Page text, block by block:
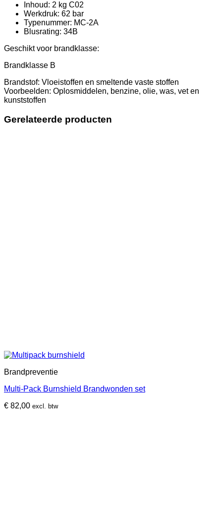
Inhoud: 2 kg C02
Werkdruk: 62 bar
Typenummer: MC-2A
Blusrating: 34B
Geschikt voor brandklasse:
Brandklasse B
Brandstof: Vloeistoffen en smeltende vaste stoffen
Voorbeelden: Oplosmiddelen, benzine, olie, was, vet en
kunststoffen
Gerelateerde producten
Brandpreventie
Multi-Pack Burnshield Brandwonden set
€ 82,00 excl. btw